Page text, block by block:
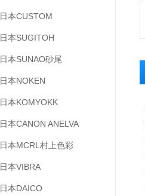
日本CUSTOM
日本SUGITOH
日本SUNAO砂尾
日本NOKEN
日本KOMYOKK
日本CANON ANELVA
日本MCRL村上色彩
日本VIBRA
日本DAICO